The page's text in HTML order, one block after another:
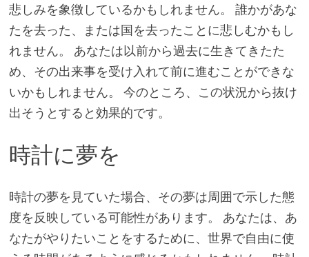
悲しみを象徴しているかもしれません。 誰かがあな
たを去った、または国を去ったことに悲しむかもし
れません。 あなたは以前から過去に生きてきたた
め、その出来事を受け入れて前に進むことができな
いかもしれません。 今のところ、この状況から抜け
出そうとすると効果的です。
時計に夢を
時計の夢を見ていた場合、その夢は周囲で示した態
度を反映している可能性があります。 あなたは、あ
なたがやりたいことをするために、世界で自由に使